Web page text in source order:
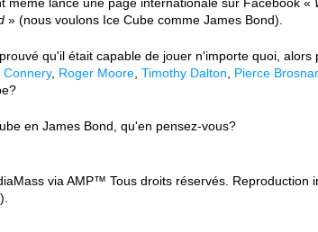
» (nous voulons Ice Cube comme James Bond).
qu'il était capable de jouer n'importe quoi, alors
Connery, Roger Moore Timothy Dalton Pierce
en James Bond, qu'en pensez-vous?
via AMP™ Tous droits réservés. Reproduction